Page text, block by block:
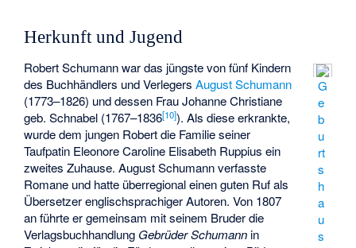
Herkunft und Jugend
G
e
b
u
rt
s
h
a
u
s
Robert Schumann war das jüngste von fünf Kindern
des Buchhändlers und VerlegersAugust Schumann
(1773–1826) und dessen FrauJohanne Christiane
geb. Schnabel (1767–1836[10]). Als diese erkrankte,
wurde dem jungen Robert die Familie seiner
Taufpatin Eleonore Caroline Elisabeth Ruppius ein
zweites Zuhause. August Schumann verfasste
Romane und hatte überregional einen guten Ruf als
Übersetzer englischsprachiger Autoren. Von 1807
an führte er gemeinsam mit seinem Bruder die
Verlagsbuchhandlung Gebrüder Schumann in